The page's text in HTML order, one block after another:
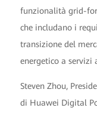
funzionalità grid-
che includano i
transizione del
energetico a servizi
Steven Zhou,
di Huawei Digital